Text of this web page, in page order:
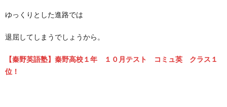
ゆっくりとした進路では
退屈してしまうでしょうから。
【秦野英語塾】秦野高校１年 １０月テスト コミュ英 クラス１
位！